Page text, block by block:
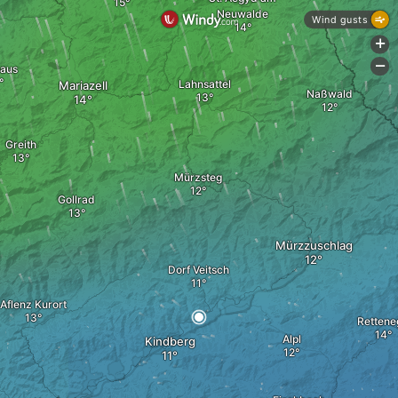
Greith
Aflenz Kurort
Gollrad
Mürzzuschlag
Dorf Veitsch
Mürzsteg
Kindberg Alpl
Mariazell Lahnsattel
Naßwald
Neuwalde
Wind gusts
+
-